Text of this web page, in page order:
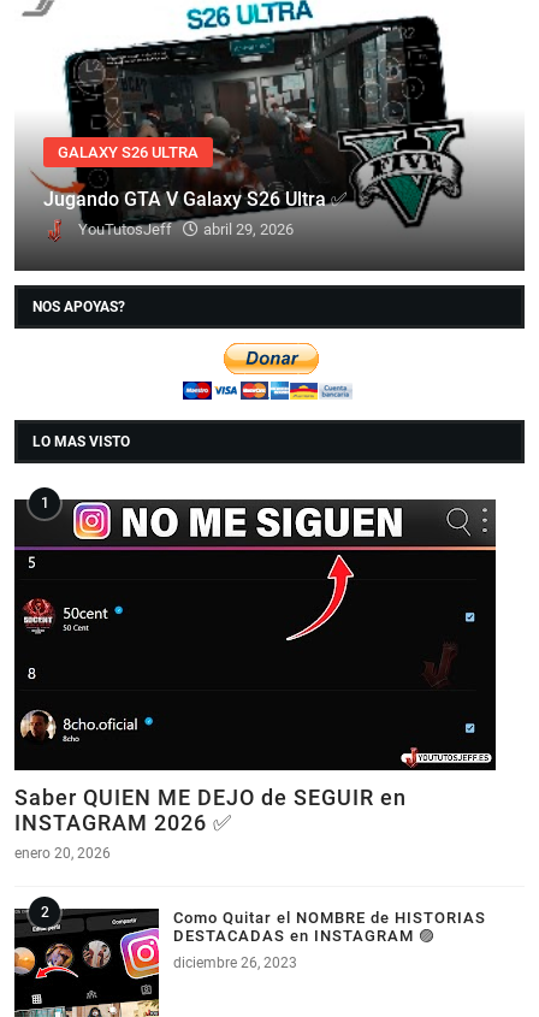
GALAXY S26 ULTRA
Jugando GTA V Galaxy S26 Ultra ✅
YouTutosJeff abril 29, 2026
NOS APOYAS?
LO MAS VISTO
Saber QUIEN ME DEJO de SEGUIR en
INSTAGRAM 2026 ✅
enero 20, 2026
Como Quitar el NOMBRE de HISTORIAS
DESTACADAS en INSTAGRAM 🟣
diciembre 26, 2023